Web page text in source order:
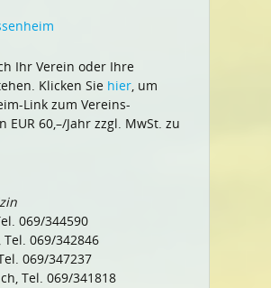
Ihr Verein oder Ihre
Klicken Sie hier, um
Link zum Vereins-
EUR 60,–/Jahr zzgl. MwSt. zu
069/344590
, Tel. 069/342846
069/347237
Tel. 069/341818